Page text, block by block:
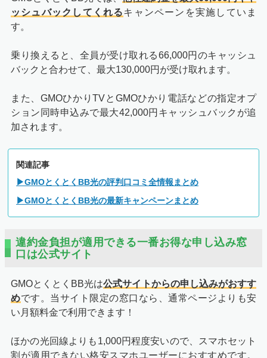
ッシュバックしてくれるキャンペーンを実施していま
す。
乗り換えると、全員が受け取れる66,000円のキャッシュ
バックと合わせて、最大130,000円が受け取れます。
また、GMOひかりTVとGMOひかり電話などの指定オプ
ション同時申込みで最大42,000円キャッシュバックが追
加されます。
関連記事
▶GMOとくとくBB光の評判口コミ全情報まとめ
▶GMOとくとくBB光の最新キャンペーンまとめ
違約金負担が適用できる一番お得な申し込み窓
口は公式サイト
GMOとくとくBB光は公式サイトからの申し込みがおすす
めです。当サイト限定の窓口なら、通常ページよりも安
い月額料金で利用できます！
ほかの光回線よりも1,000円程度安いので、スマホセット
割が適用できない格安スマホユーザーにおすすめです。